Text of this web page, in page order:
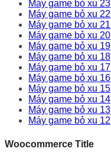
Máy game bỏ xu 23
Máy game bỏ xu 22
Máy game bỏ xu 21
Máy game bỏ xu 20
Máy game bỏ xu 19
Máy game bỏ xu 18
Máy game bỏ xu 17
Máy game bỏ xu 16
Máy game bỏ xu 15
Máy game bỏ xu 14
Máy game bỏ xu 13
Máy game bỏ xu 12
Woocommerce Title